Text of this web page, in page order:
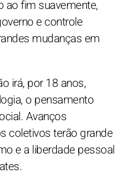
ao fim suavemente,
e controle
mudanças em
irá, por 18 anos,
o pensamento
Avanços
coletivos terão grande
e a liberdade pessoal